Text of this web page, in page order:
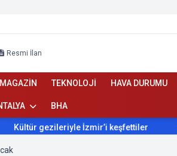
Resmi İlan
MAGAZİN TEKNOLOJİ HAVA DURUMU
BHA
İzmir’i keşfettiler İzmir’de Bokaşi